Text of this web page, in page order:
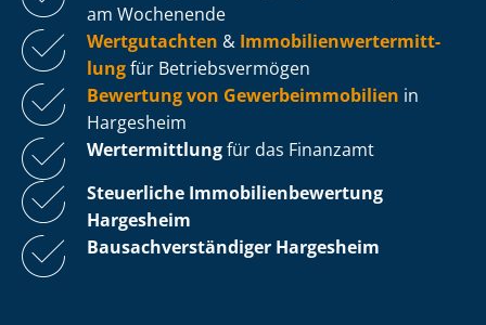
am Wochenende
Wertgutachten & Im­mo­bi­li­en­wert­ermitt­
lungfür Be­triebs­ver­mö­gen
Bewertung von Ge­wer­be­im­mo­bi­li­en in
Hargesheim
Wertermittlungfür das Finanzamt
Steuerliche Im­mo­bi­li­en­be­wer­tung
Hargesheim
Bau­sach­ver­stän­di­ger Hargesheim